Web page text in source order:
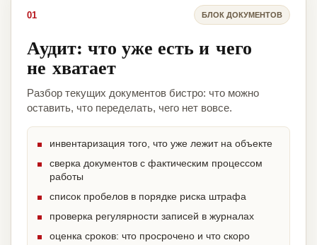
01 БЛОК ДОКУМЕНТОВ
Аудит: что уже есть и чего
не хватает
Разбор текущих документов бистро: что можно
оставить, что переделать, чего нет вовсе.
инвентаризация того, что уже лежит на объекте
сверка документов с фактическим процессом
работы
список пробелов в порядке риска штрафа
проверка регулярности записей в журналах
оценка сроков: что просрочено и что скоро